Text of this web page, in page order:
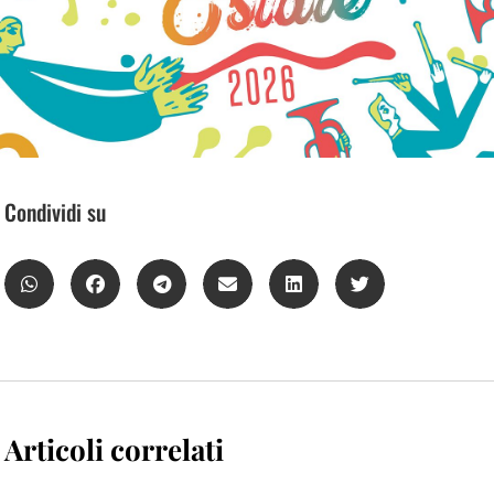
Condividi su
Articoli correlati